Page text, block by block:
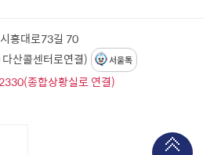
흥대로73길 70
산콜센터로연결)
서울톡
종합상황실로 연결)